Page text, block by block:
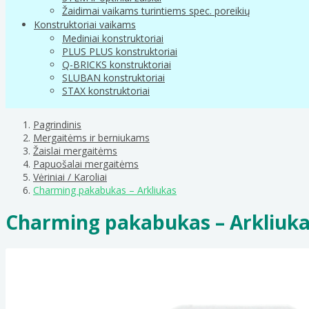
Žaidimai vaikams turintiems spec. poreikių
Konstruktoriai vaikams
Mediniai konstruktoriai
PLUS PLUS konstruktoriai
Q-BRICKS konstruktoriai
SLUBAN konstruktoriai
STAX konstruktoriai
Pagrindinis
Mergaitėms ir berniukams
Žaislai mergaitėms
Papuošalai mergaitėms
Vėriniai / Karoliai
Charming pakabukas – Arkliukas
Charming pakabukas –